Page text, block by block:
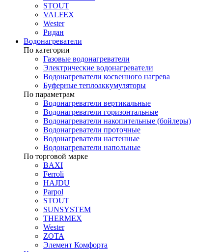
STOUT
VALFEX
Wester
Ридан
Водонагреватели
По категории
Газовые водонагреватели
Электрические водонагреватели
Водонагреватели косвенного нагрева
Буферные теплоаккумуляторы
По параметрам
Водонагреватели вертикальные
Водонагреватели горизонтальные
Водонагреватели накопительные (бойлеры)
Водонагреватели проточные
Водонагреватели настенные
Водонагреватели напольные
По торговой марке
BAXI
Ferroli
HAJDU
Parpol
STOUT
SUNSYSTEM
THERMEX
Wester
ZOTA
Элемент Комфорта